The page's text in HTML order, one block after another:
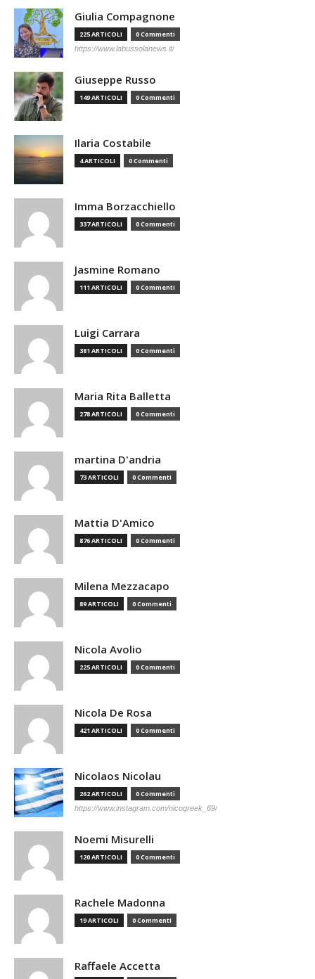
Giulia Compagnone
225 ARTICOLI 0 Commenti
https://www.labussolanews.it/
Giuseppe Russo
149 ARTICOLI 0 Commenti
Ilaria Costabile
4 ARTICOLI 0 Commenti
Imma Borzacchiello
337 ARTICOLI 0 Commenti
Jasmine Romano
111 ARTICOLI 0 Commenti
Luigi Carrara
381 ARTICOLI 0 Commenti
Maria Rita Balletta
278 ARTICOLI 0 Commenti
martina D'andria
73 ARTICOLI 0 Commenti
Mattia D'Amico
876 ARTICOLI 0 Commenti
Milena Mezzacapo
89 ARTICOLI 0 Commenti
Nicola Avolio
225 ARTICOLI 0 Commenti
Nicola De Rosa
421 ARTICOLI 0 Commenti
Nicolaos Nicolau
262 ARTICOLI 0 Commenti
https://www.instagram.com/nicogreek_69/
Noemi Misurelli
120 ARTICOLI 0 Commenti
Rachele Madonna
19 ARTICOLI 0 Commenti
Raffaele Accetta